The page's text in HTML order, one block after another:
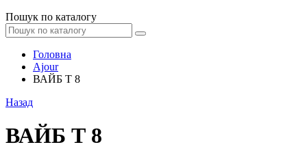
Пошук по каталогу
Головна
Ajour
ВАЙБ Т 8
Назад
ВАЙБ Т 8